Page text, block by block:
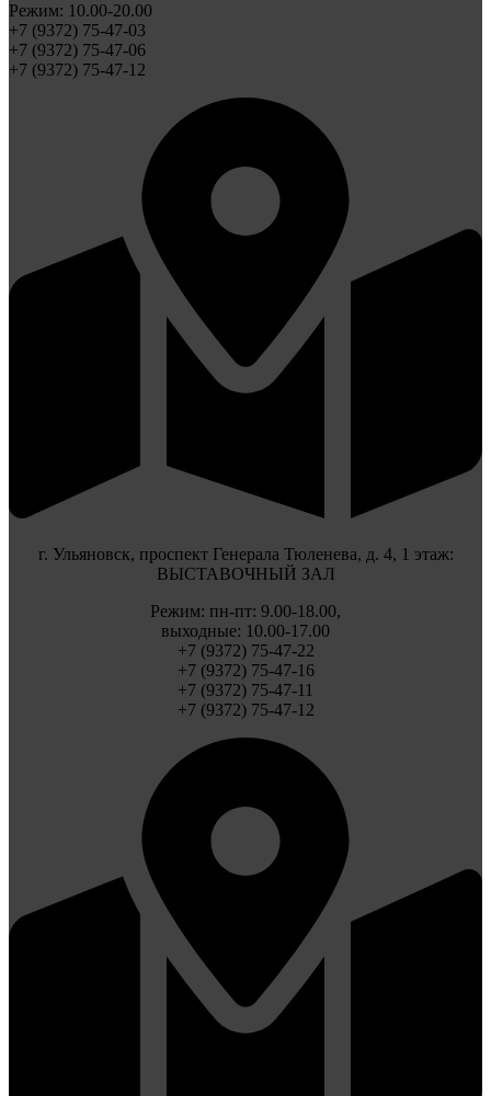
Режим: 10.00-20.00
+7 (9372) 75-47-03
+7 (9372) 75-47-06
+7 (9372) 75-47-12
г. Ульяновск, проспект Генерала Тюленева, д. 4, 1 этаж:
ВЫСТАВОЧНЫЙ ЗАЛ
Режим: пн-пт: 9.00-18.00,
выходные: 10.00-17.00
+7 (9372) 75-47-22
+7 (9372) 75-47-16
+7 (9372) 75-47-11
+7 (9372) 75-47-12